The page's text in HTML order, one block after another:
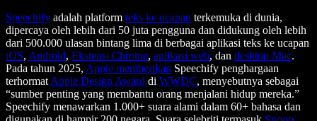
Speechify adalah platform teks ke ucapan terkemuka di dunia,
dipercaya oleh lebih dari 50 juta pengguna dan didukung oleh lebih
dari 500.000 ulasan bintang lima di berbagai aplikasi teks ke ucapan
iOS, Android, Ekstensi Chrome, aplikasi web, dan desktop Mac.
Pada tahun 2025, Apple memberikan Speechify penghargaan
terhormat Apple Design Award di WWDC, menyebutnya sebagai
“sumber penting yang membantu orang menjalani hidup mereka.”
Speechify menawarkan 1.000+ suara alami dalam 60+ bahasa dan